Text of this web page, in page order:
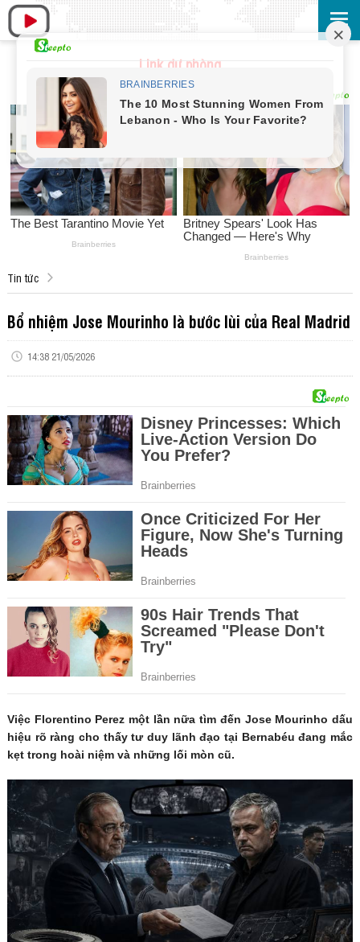
Link dự phòng
Tin tức
Bổ nhiệm Jose Mourinho là bước lùi của Real Madrid
14:38 21/05/2026
Việc Florentino Perez một lần nữa tìm đến Jose Mourinho dấu
hiệu rõ ràng cho thấy tư duy lãnh đạo tại Bernabéu đang mắc
kẹt trong hoài niệm và những lối mòn cũ.